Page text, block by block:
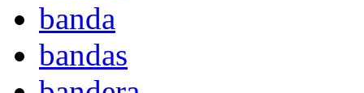
banda
bandas